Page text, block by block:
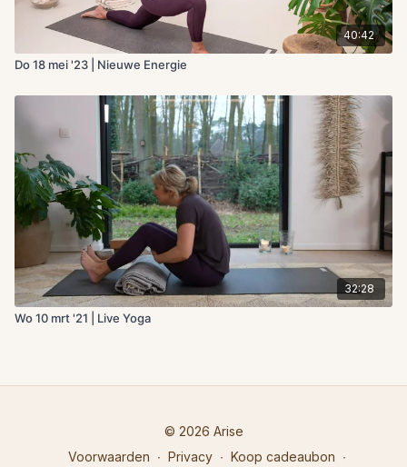
40:42
Do 18 mei '23 | Nieuwe Energie
32:28
Wo 10 mrt '21 | Live Yoga
© 2026 Arise
Voorwaarden ∙ Privacy ∙ Koop cadeaubon ∙